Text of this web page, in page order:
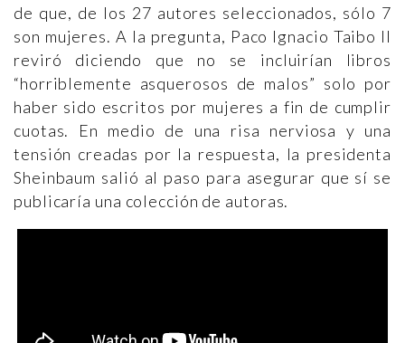
de que, de los 27 autores seleccionados, sólo 7
son mujeres. A la pregunta, Paco Ignacio Taibo II
reviró diciendo que no se incluirían libros
“horriblemente asquerosos de malos” solo por
haber sido escritos por mujeres a fin de cumplir
cuotas. En medio de una risa nerviosa y una
tensión creadas por la respuesta, la presidenta
Sheinbaum salió al paso para asegurar que sí se
publicaría una colección de autoras.